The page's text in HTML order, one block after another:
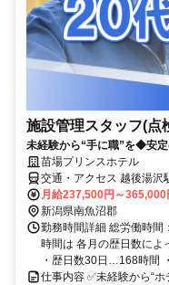
施設管理スタッフ(点
未経験から“手に職”を◆安
苗場プリンスホテル
交通・アクセス 越後湯沢
月給237,500円～365,000
新潟県南魚沼郡
勤務時間詳細 総労働時
時間は 各月の歴日数に
・歴日数30日…168時間
仕事内容 ✅未経験から“